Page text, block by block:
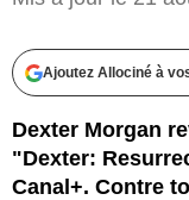
Ajoutez Allociné à
Dexter Morgan
"Dexter:
Canal+. Contre